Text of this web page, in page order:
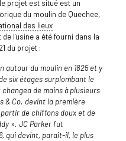
projet est situé est un
du moulin de Quechee,
des lieux
l'usine a été fourni dans la
du projet :
autour du moulin en 1825 et y
six étages surplombant le
de mains à plusieurs
& Co. devint la première
de chiffons doux et de
». JC Parker fut
qui devint, paraît-il, le plus